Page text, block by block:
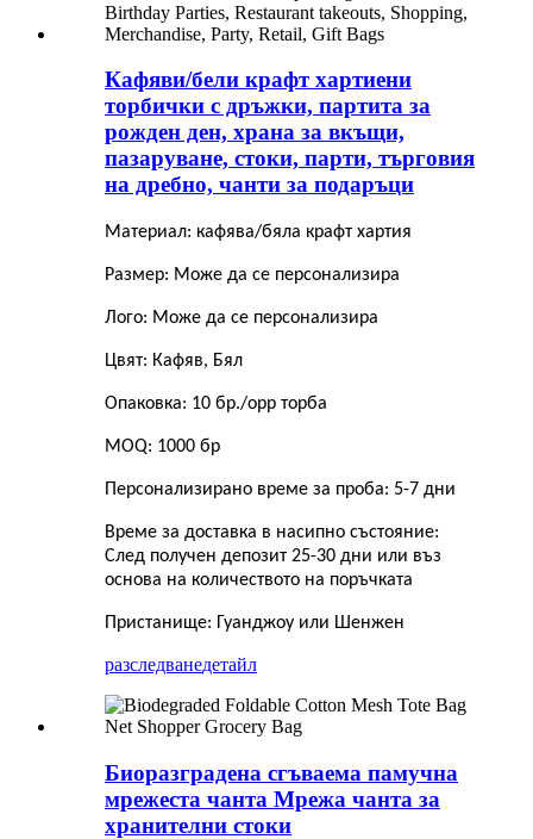
Кафяви/бели крафт хартиени
торбички с дръжки, партита за
рожден ден, храна за вкъщи,
пазаруване, стоки, парти, търговия
на дребно, чанти за подаръци
Материал: кафява/бяла крафт хартия
Размер: Може да се персонализира
Лого: Може да се персонализира
Цвят: Кафяв, Бял
Опаковка: 10 бр./opp торба
MOQ: 1000 бр
Персонализирано време за проба: 5-7 дни
Време за доставка в насипно състояние:
След получен депозит 25-30 дни или въз
основа на количеството на поръчката
Пристанище: Гуанджоу или Шенжен
разследванедетайл
Биоразградена сгъваема памучна
мрежеста чанта Мрежа чанта за
хранителни стоки